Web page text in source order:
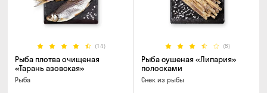
(14)
Рыба плотва очищеная
«Тарань азовская»
Рыба
(8)
Рыба сушеная «Липария»
полосками
Снек из рыбы